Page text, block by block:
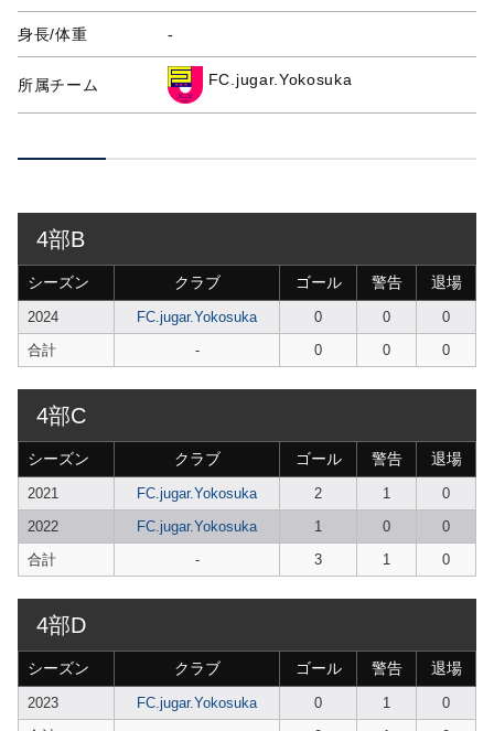
身長/体重 -
所属チーム FC.jugar.Yokosuka
4部B
シーズン クラブ ゴール 警告 退場
2024 FC.jugar.Yokosuka 0 0
0
合計
- 0 0 0
4部C
シーズン クラブ ゴール 警告 退場
2021 FC.jugar.Yokosuka 2 1
0
2022
FC.jugar.Yokosuka 1 0
0
合計
- 3 1 0
4部D
シーズン クラブ ゴール 警告 退場
2023 FC.jugar.Yokosuka 0 1
0